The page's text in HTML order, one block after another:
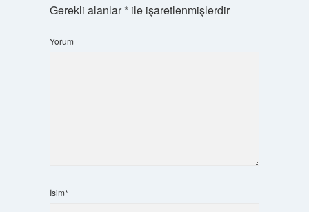
Gerekli alanlar*ile işaretlenmişlerdir
Yorum
İsim*